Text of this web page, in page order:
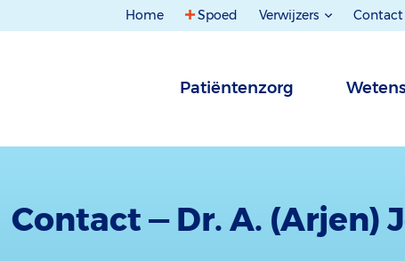
Home Spoed Verwijzers
Patiëntenzorg
Contact — Dr. A. (Arjen)